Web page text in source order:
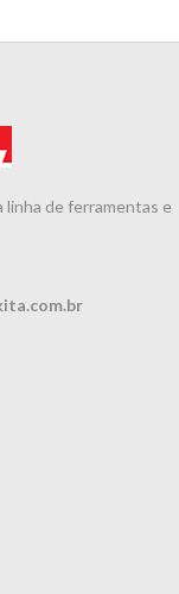
linha de ferramentas e